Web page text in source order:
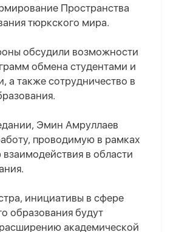
Пространства
тюркского мира.
обсудили возможности
обмена студентами и
а также сотрудничество в
Эмин Амруллаев
проводимую в рамках
в области
инициативы в сфере
образования будут
академической